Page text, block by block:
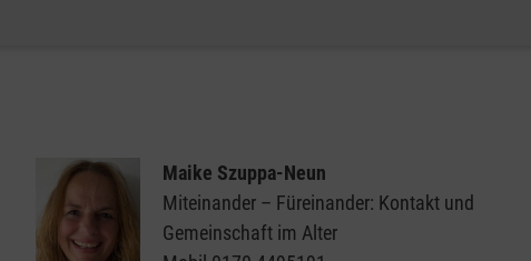
Maike Szuppa-Neun
Miteinander – Füreinander: Kontakt und
Gemeinschaft im Alter